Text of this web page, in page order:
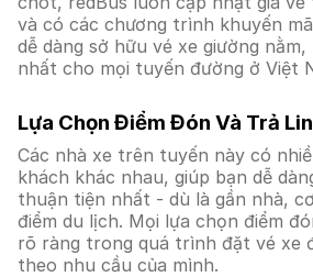
và có các chương trình khuyến
dễ dàng sở hữu vé xe giường nằm,
nhất cho mọi tuyến đường ở Việt
Lựa Chọn Điểm Đón Và Trả
Các nhà xe trên tuyến này có
khách khác nhau, giúp bạn dễ
thuận tiện nhất - dù là gần nhà,
điểm du lịch. Mọi lựa chọn điểm
rõ ràng trong quá trình đặt vé xe
theo nhu cầu của mình.